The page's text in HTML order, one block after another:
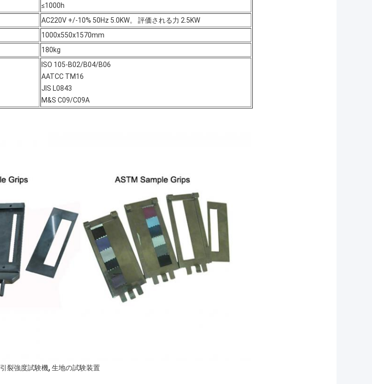
≤1000h
AC220V +/-10% 50Hz 5.0KW。 評価される力 2.5KW
1000x550x1570mm
180kg
ISO 105-B02/B04/B06
AATCC TM16
JIS L0843
M&S C09/C09A
引裂強度試験機, 生地の試験装置